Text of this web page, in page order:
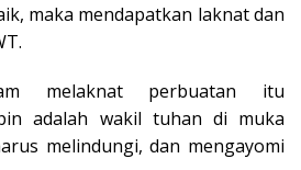
maka mendapatkan laknat dan
melaknat perbuatan itu
adalah wakil tuhan di muka
melindungi, dan mengayomi